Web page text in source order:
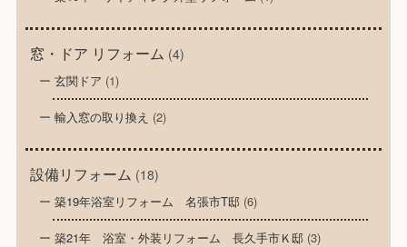
窓・ドア リフォーム (4)
玄関ドア (1)
輸入窓の取り換え (2)
設備リフォーム (18)
築19年浴室リフォーム 名張市T邸(6)
築21年 浴室・外装リフォーム 長久手市Ｋ邸(3)